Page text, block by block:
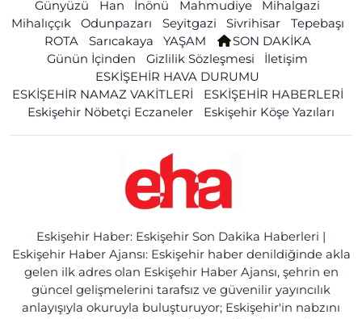
Günyüzü
Han İnönü Mahmudiye
Mihalgazi
Mihalıççık
Odunpazarı Seyitgazi Sivrihisar
Tepebaşı
ROTA
Sarıcakaya YAŞAM
SON DAKİKA
Günün İçinden
Gizlilik Sözleşmesi
İletişim
ESKİŞEHİR HAVA DURUMU
ESKİŞEHİR NAMAZ VAKİTLERİ
ESKİŞEHİR HABERLERİ
Eskişehir Nöbetçi Eczaneler
Eskişehir Köşe Yazıları
Eskişehir Haber: Eskişehir Son Dakika Haberleri |
Eskişehir Haber Ajansı: Eskişehir haber denildiğinde akla
gelen ilk adres olan Eskişehir Haber Ajansı, şehrin en
güncel gelişmelerini tarafsız ve güvenilir yayıncılık
anlayışıyla okuruyla buluşturuyor; Eskişehir'in nabzını